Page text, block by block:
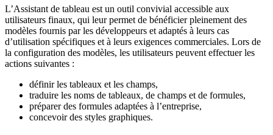
L’Assistant de tableau est un outil convivial accessible aux
utilisateurs finaux, qui leur permet de bénéficier pleinement des
modèles fournis par les développeurs et adaptés à leurs cas
d’utilisation spécifiques et à leurs exigences commerciales. Lors de
la configuration des modèles, les utilisateurs peuvent effectuer les
actions suivantes :
définir les tableaux et les champs,
traduire les noms de tableaux, de champs et de formules,
préparer des formules adaptées à l’entreprise,
concevoir des styles graphiques.